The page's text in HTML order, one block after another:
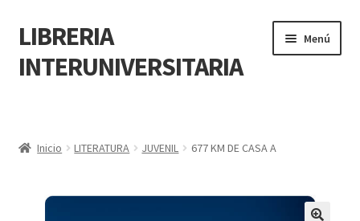
LIBRERIA
INTERUNIVERSITARIA
Menú
Carrito
Inicio LITERATURA JUVENIL 677 KM DE CASA A